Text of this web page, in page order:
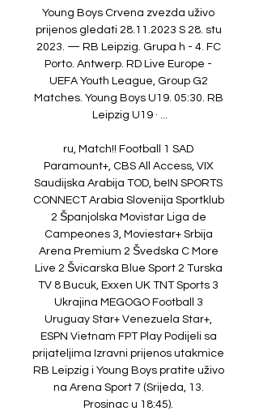
Young Boys Crvena zvezda uživo
prijenos gledati 28.11.2023 S 28. stu
2023. — RB Leipzig. Grupa h - 4. FC
Porto. Antwerp. RD Live Europe -
UEFA Youth League, Group G2
Matches. Young Boys U19. 05:30. RB
Leipzig U19 · ...
ru, Match!! Football 1 SAD
Paramount+, CBS All Access, VIX
Saudijska Arabija TOD, beIN SPORTS
CONNECT Arabia Slovenija Sportklub
2 Španjolska Movistar Liga de
Campeones 3, Moviestar+ Srbija
Arena Premium 2 Švedska C More
Live 2 Švicarska Blue Sport 2 Turska
TV 8 Bucuk, Exxen UK TNT Sports 3
Ukrajina MEGOGO Football 3
Uruguay Star+ Venezuela Star+,
ESPN Vietnam FPT Play Podijeli sa
prijateljima Izravni prijenos utakmice
RB Leipzig i Young Boys pratite uživo
na Arena Sport 7 (Srijeda, 13.
Prosinac u 18:45).